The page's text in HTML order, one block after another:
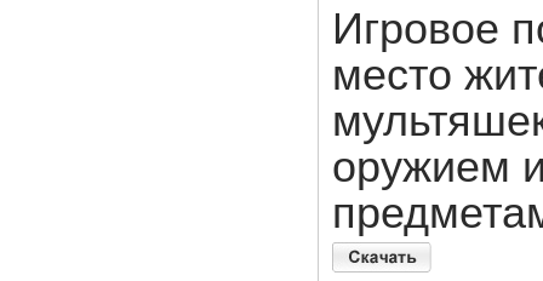
Игровое
место
оружием